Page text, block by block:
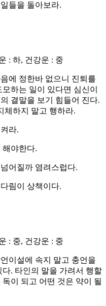
들을 돌아보라.
: 하, 건강운 : 중
에 정한바 없으니 진퇴를
하는 일이 있다면 심신이
결말을 보기 힘들어 진다.
체하지 말고 행하라.
라.
해야한다.
어질까 염려스럽다.
림이 상책이다.
: 중, 건강운 : 중
이설에 속지 말고 충언을
다. 타인의 말을 가려서 행할
이 되고 어떤 것은 약이 될